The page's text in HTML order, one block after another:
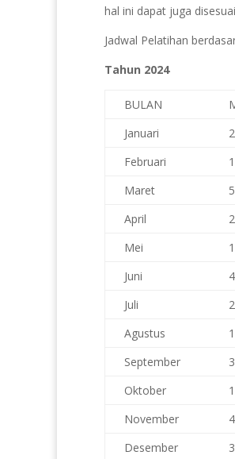
hal ini dapat juga
Jadwal Pelatihan
Tahun 2024
BULAN
Januari
Februari
Maret
April
Mei
Juni
Juli
Agustus
September
Oktober
November
Desember